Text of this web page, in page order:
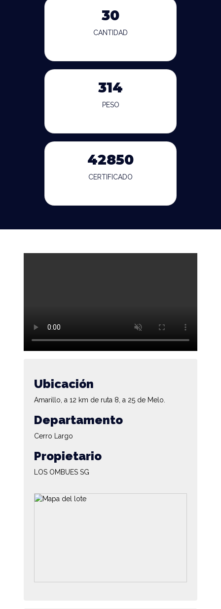
30
CANTIDAD
314
PESO
42850
CERTIFICADO
Ubicación
Amarillo, a 12 km de ruta 8, a 25 de Melo.
Departamento
Cerro Largo
Propietario
LOS OMBUES SG